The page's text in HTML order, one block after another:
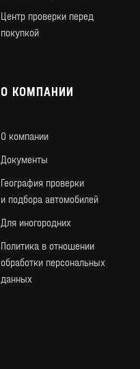
Центр проверки перед
покупкой
О КОМПАНИИ
О компании
Документы
География проверки
и подбора автомобилей
Для иногородних
Политика в отношении
обработки персональных
данных